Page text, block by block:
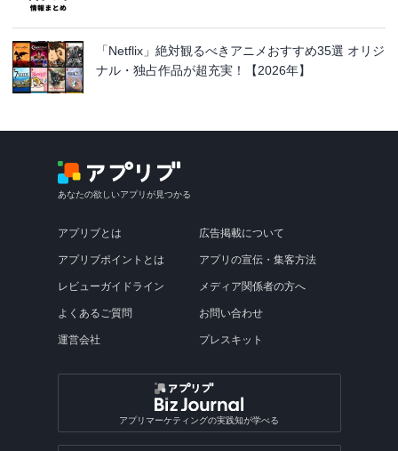
「Netflix」絶対観るべきアニメおすすめ35選 オリジ
ナル・独占作品が超充実！【2026年】
あなたの欲しいアプリが見つかる
アプリブとは
アプリブポイントとは
レビューガイドライン
よくあるご質問
運営会社
広告掲載について
アプリの宣伝・集客方法
メディア関係者の方へ
お問い合わせ
プレスキット
アプリマーケティングの実践知が学べる